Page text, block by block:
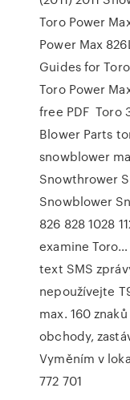
Toro Power
Power Max
Guides for
Toro Power
free PDF Toro
Blower Parts
snowblower
Snowthrower
Snowblower
826 828 1028
examine
text SMS
nepoužívejte
max. 160
obchody,
Vyměním v
772 701